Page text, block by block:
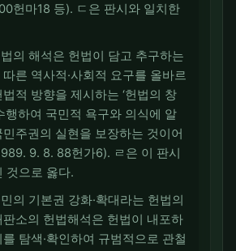
헌마18 등). ㄷ은 판시와 일치한
의 해석은 헌법이 담고 추구하는
른 역사적·사회적 요구를 올바르
적 방향을 제시하는 ‘헌법의 창
행하여 국민적 욕구와 의식에 알
주권의 실현을 보장하는 것이어
9. 8. 88헌가6). ㄹ은 이 판시
것으로 옳다.
의 기본권 강화·확대라는 헌법의
소의 헌법해석은 헌법이 내포하
탐색·확인하여 규범적으로 관철